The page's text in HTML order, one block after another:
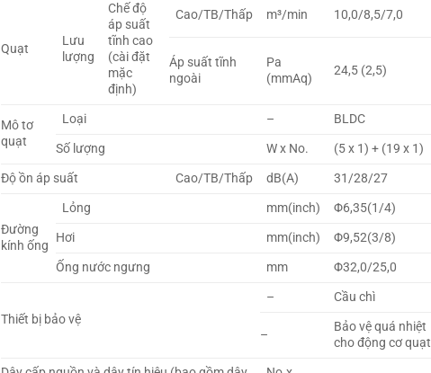
Quạt
Lưu
lượng
Chế độ
áp suất
tĩnh cao
(cài đặt
mặc
định)
Cao/TB/Thấp m³/min 10,0/8,5/7,0
Áp suất tĩnh
ngoài
Pa
(mmAq)
24,5 (2,5)
Mô tơ
quạt
Loại –
BLDC
Số lượng
W x No.
(5 x 1) + (19 x 1)
Độ ồn áp suất
Cao/TB/Thấp dB(A) 31/28/27
Đường
kính ống
Lỏng mm(inch)
Φ6,35(1/4)
Hơi
mm(inch)
Φ9,52(3/8)
Ống nước ngưng
mm Φ32,0/25,0
Thiết bị bảo vệ
– Cầu chì
–
Bảo vệ quá nhiệt
cho động cơ quạt